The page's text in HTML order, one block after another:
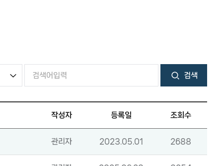
검색
작성자 등록일 조회수
관리자 2023.05.01 2688